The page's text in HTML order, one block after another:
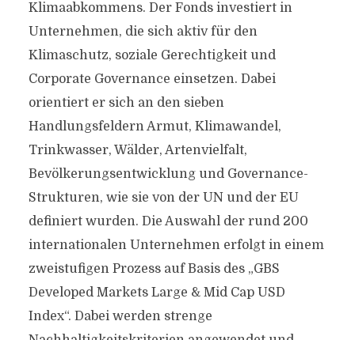
Klimaabkommens. Der Fonds investiert in
Unternehmen, die sich aktiv für den
Klimaschutz, soziale Gerechtigkeit und
Corporate Governance einsetzen. Dabei
orientiert er sich an den sieben
Handlungsfeldern Armut, Klimawandel,
Trinkwasser, Wälder, Artenvielfalt,
Bevölkerungsentwicklung und Governance-
Strukturen, wie sie von der UN und der EU
definiert wurden. Die Auswahl der rund 200
internationalen Unternehmen erfolgt in einem
zweistufigen Prozess auf Basis des „GBS
Developed Markets Large & Mid Cap USD
Index“. Dabei werden strenge